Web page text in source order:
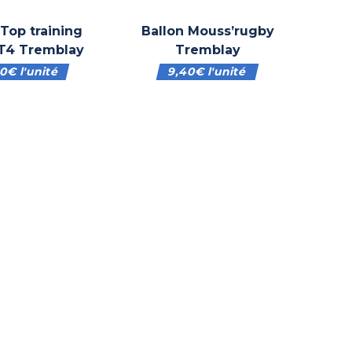
training
Tremblay
€l'unité
Ballon Mouss’rugby
Tremblay
9,40€l'unité